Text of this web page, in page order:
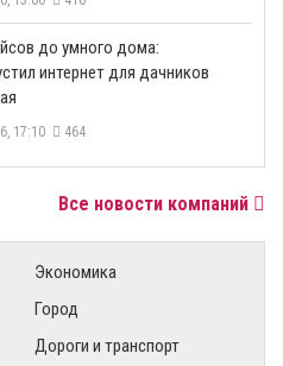
до умного дома:
интернет для дачников
17:10 464
Все новости компаний
Экономика
Город
Дороги и транспорт